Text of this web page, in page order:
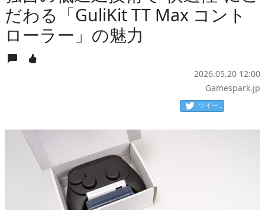
だわる「GuliKit TT Max コント
ローラー」の魅力
2026.05.20 12:00
Gamespark.jp
ツイート